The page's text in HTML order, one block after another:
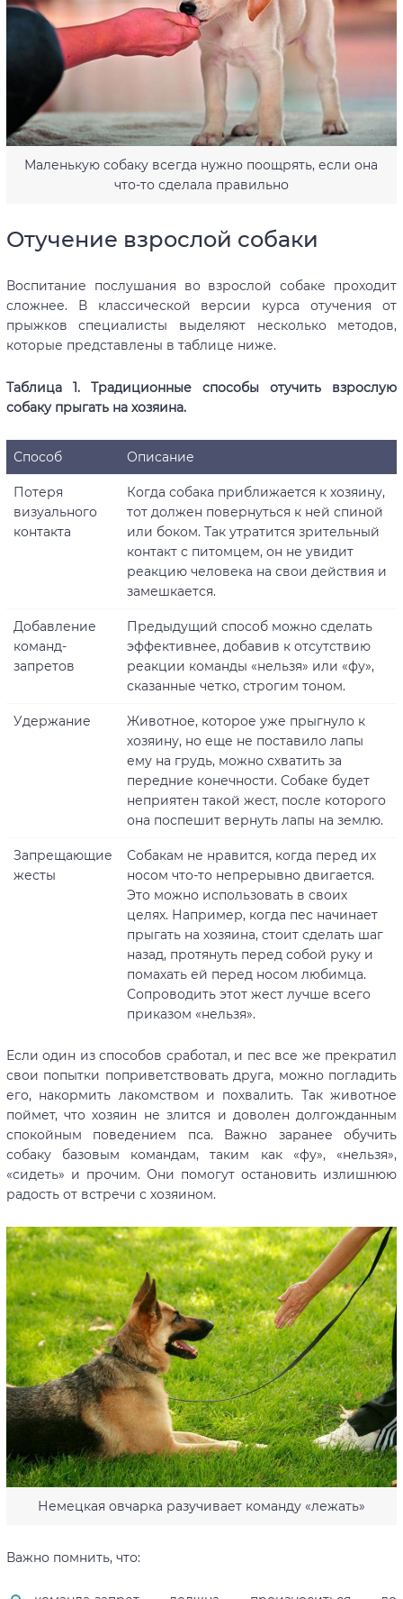
Маленькую собаку всегда нужно поощрять, если она
что-то сделала правильно
Отучение взрослой собаки
Воспитание послушания во взрослой собаке проходит
сложнее. В классической версии курса отучения от
прыжков специалисты выделяют несколько методов,
которые представлены в таблице ниже.
Таблица 1. Традиционные способы отучить взрослую
собаку прыгать на хозяина.
Способ Описание
Потеря
визуального
контакта
Когда собака приближается к хозяину,
тот должен повернуться к ней спиной
или боком. Так утратится зрительный
контакт с питомцем, он не увидит
реакцию человека на свои действия и
замешкается.
Добавление
команд-
запретов
Предыдущий способ можно сделать
эффективнее, добавив к отсутствию
реакции команды «нельзя» или «фу»,
сказанные четко, строгим тоном.
Удержание
Животное, которое уже прыгнуло к
хозяину, но еще не поставило лапы
ему на грудь, можно схватить за
передние конечности. Собаке будет
неприятен такой жест, после которого
она поспешит вернуть лапы на землю.
Запрещающие
жесты
Собакам не нравится, когда перед их
носом что-то непрерывно двигается.
Это можно использовать в своих
целях. Например, когда пес начинает
прыгать на хозяина, стоит сделать шаг
назад, протянуть перед собой руку и
помахать ей перед носом любимца.
Сопроводить этот жест лучше всего
приказом «нельзя».
Если один из способов сработал, и пес все же прекратил
свои попытки поприветствовать друга, можно погладить
его, накормить лакомством и похвалить. Так животное
поймет, что хозяин не злится и доволен долгожданным
спокойным поведением пса. Важно заранее обучить
собаку базовым командам, таким как «фу», «нельзя»,
«сидеть» и прочим. Они помогут остановить излишнюю
радость от встречи с хозяином.
Немецкая овчарка разучивает команду «лежать»
Важно помнить, что: